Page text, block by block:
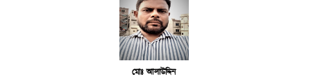
মোঃ আলাউদ্দিন